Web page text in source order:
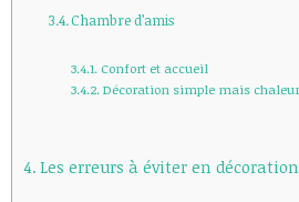
Chambre d’amis
Confort et accueil
Décoration simple mais
Les erreurs à éviter en